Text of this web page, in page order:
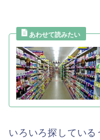
いろいろ探している